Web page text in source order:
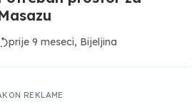
prije 9 meseci, Bijeljina
REKLAME